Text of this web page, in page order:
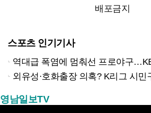
배포금지
스포츠 인기기사
역대급 폭염에 멈춰선 프로야구…KBO, 이틀간
외유성·호화출장 의혹? K리그 시민구단 대표
영남일보TV